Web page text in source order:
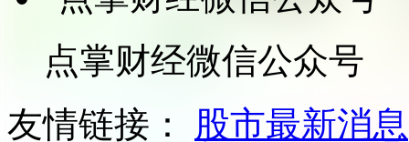
点掌财经微信公众号
友情链接：
股市最新消息